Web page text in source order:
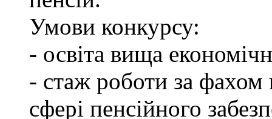
Умови конкурсу:
- освіта вища
- стаж роботи за фахом
сфері пенсійного